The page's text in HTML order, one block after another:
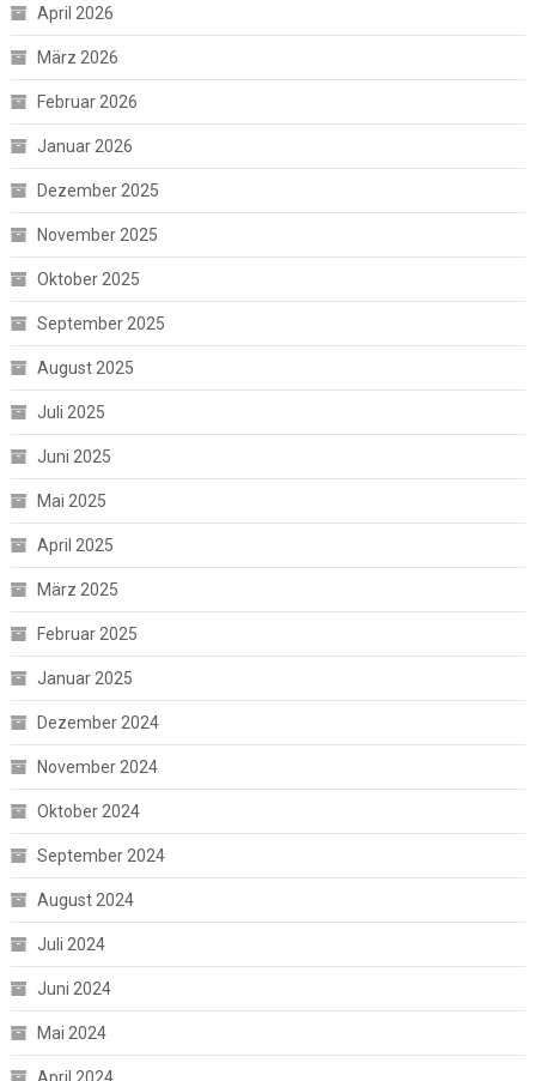
April 2026
März 2026
Februar 2026
Januar 2026
Dezember 2025
November 2025
Oktober 2025
September 2025
August 2025
Juli 2025
Juni 2025
Mai 2025
April 2025
März 2025
Februar 2025
Januar 2025
Dezember 2024
November 2024
Oktober 2024
September 2024
August 2024
Juli 2024
Juni 2024
Mai 2024